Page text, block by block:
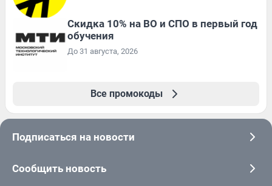
Скидка 10% на ВО и СПО в первый год
обучения
До 31 августа, 2026
Все промокоды
Подписаться на новости
Сообщить новость